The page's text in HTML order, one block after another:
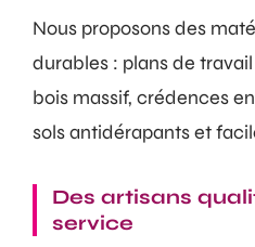
Nous proposons des
durables : plans de
bois massif, crédences
sols antidérapants et
Des artisans
service